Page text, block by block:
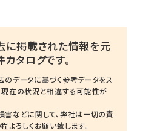
に掲載された情報を元
タログです。
のデータに基づく参考データをス
現在の状況と相違する可能性が
害などに関して、弊社は一切の責
よろしくお願い致します。